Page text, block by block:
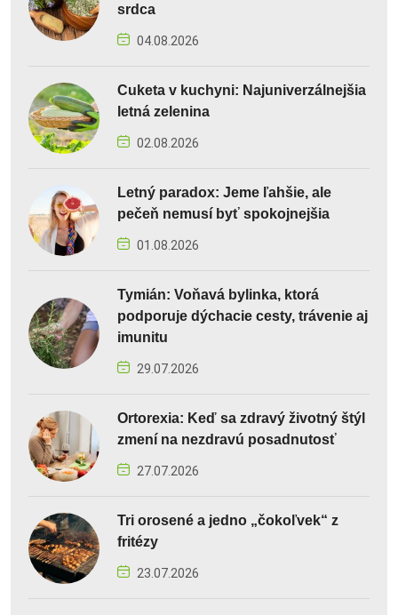
srdca
04.08.2026
Cuketa v kuchyni: Najuniverzálnejšia
letná zelenina
02.08.2026
Letný paradox: Jeme ľahšie, ale
pečeň nemusí byť spokojnejšia
01.08.2026
Tymián: Voňavá bylinka, ktorá
podporuje dýchacie cesty, trávenie aj
imunitu
29.07.2026
Ortorexia: Keď sa zdravý životný štýl
zmení na nezdravú posadnutosť
27.07.2026
Tri orosené a jedno „čokoľvek“ z
fritézy
23.07.2026